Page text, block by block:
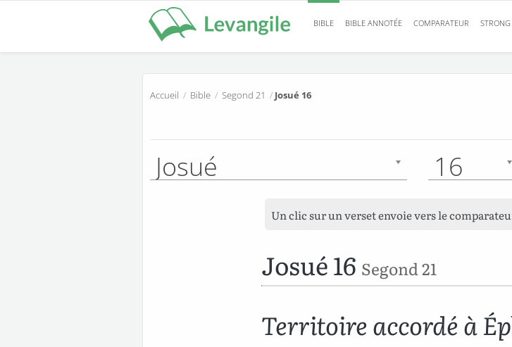
BIBLE BIBLE ANNOTÉE COMPARATEUR STRONG
Accueil / Bible / Segond 21 / Josué 16
Josué 16
Un clic sur un verset envoie vers le
Josué 16 Segond 21
Territoire accordé à